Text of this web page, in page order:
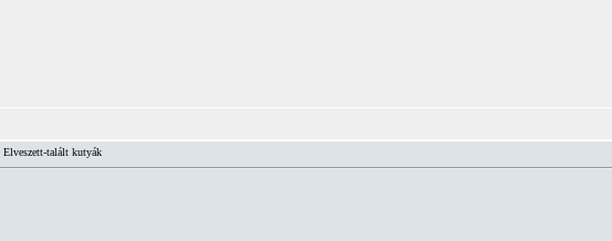
Elveszett-talált kutyák